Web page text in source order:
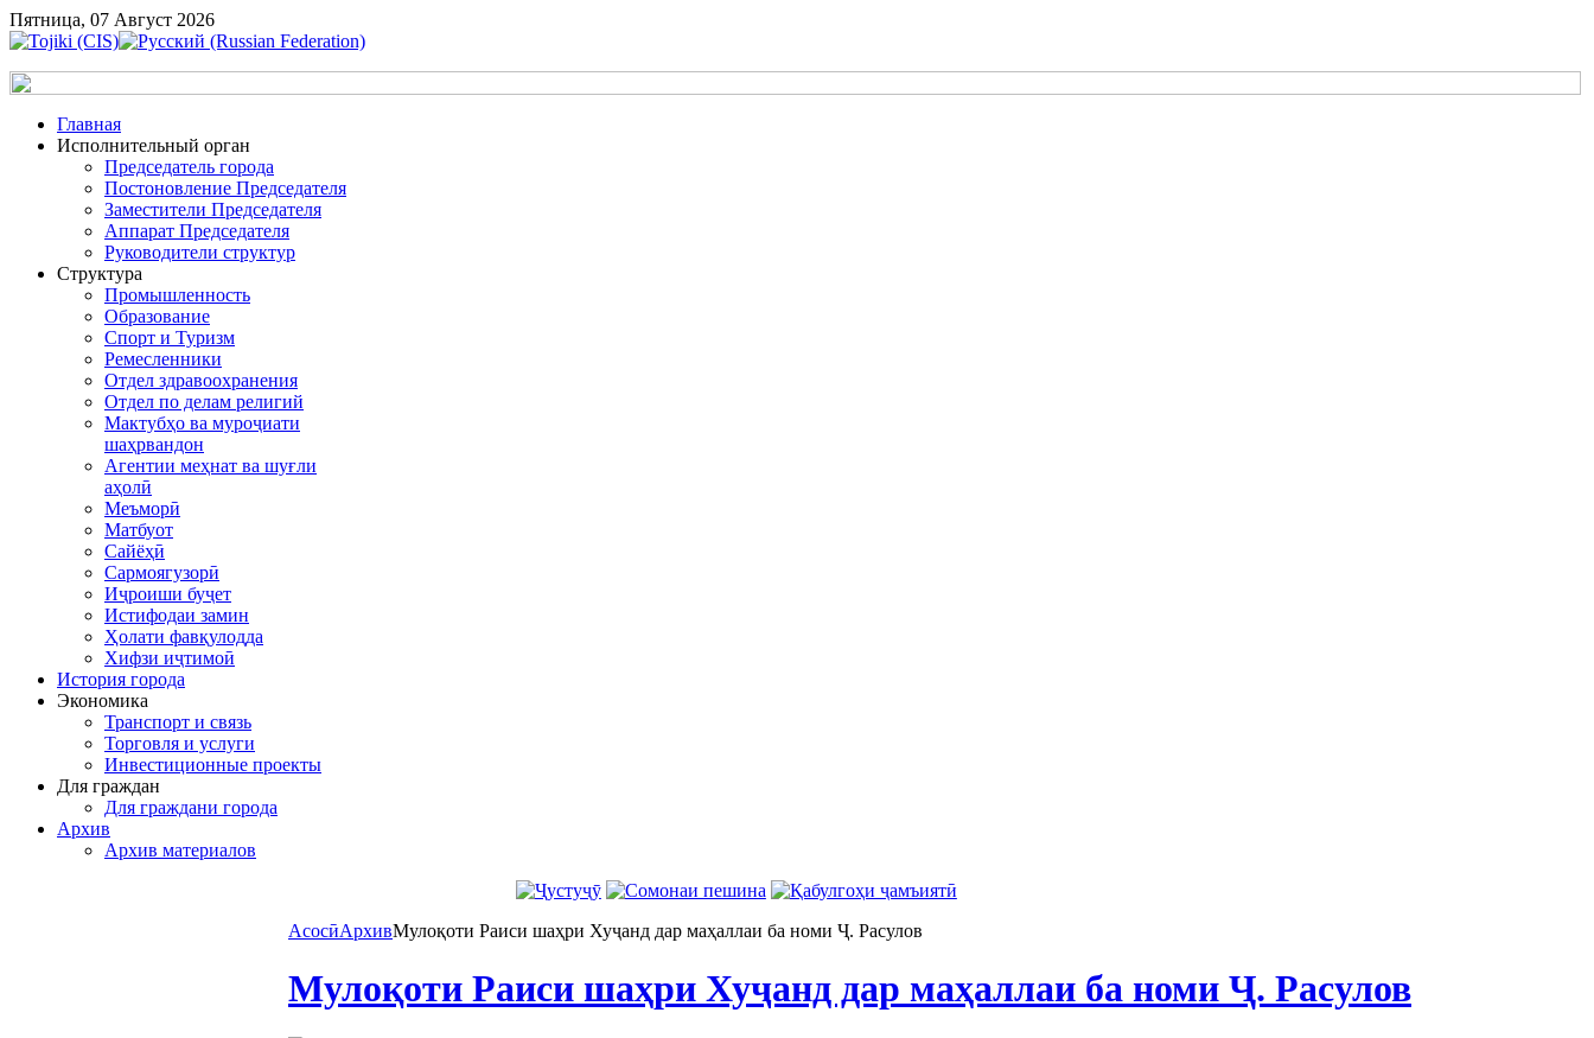
Пятница, 07 Август 2026
Главная
Исполнительный орган
Председатель города
Постоновление Председателя
Заместители Председателя
Аппарат Председателя
Руководители структур
Структура
Промышленность
Образование
Спорт и Туризм
Ремесленники
Отдел здравоохранения
Отдел по делам религий
Мактубҳо ва муроҷиати
шаҳрвандон
Агентии меҳнат ва шуғли
аҳолӣ
Меъморӣ
Матбуот
Сайёҳӣ
Сармоягузорӣ
Иҷроиши буҷет
Истифодаи замин
Ҳолати фавқулодда
Хифзи иҷтимоӣ
История города
Экономика
Транспорт и связь
Торговля и услуги
Инвестиционные проекты
Для граждан
Для граждани города
Архив
Архив материалов
АсосӣАрхивМулоқоти Раиси шаҳри Хуҷанд дар маҳаллаи ба номи Ҷ. Расулов
Мулоқоти Раиси шаҳри Хуҷанд дар маҳаллаи ба номи Ҷ. Расулов